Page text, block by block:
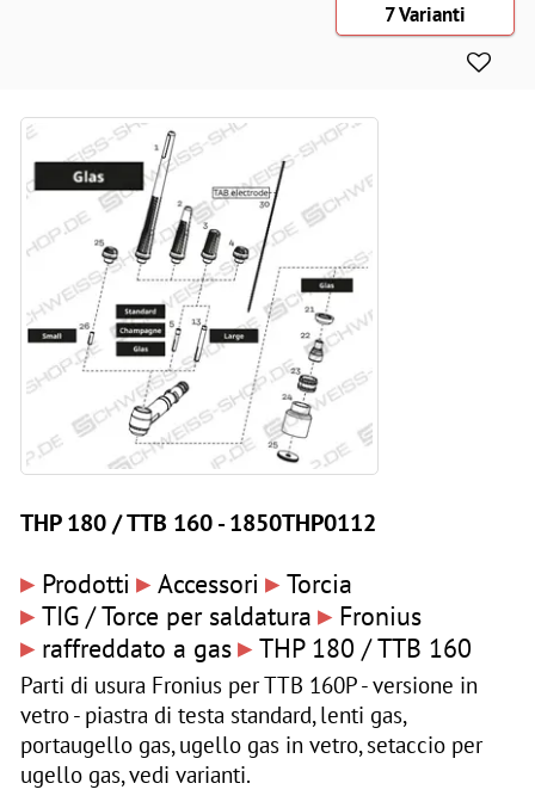
7 Varianti
THP 180 / TTB 160 - 1850THP0112
▸ Prodotti ▸ Accessori ▸ Torcia
▸ TIG / Torce per saldatura ▸ Fronius
▸ raffreddato a gas▸ THP 180 / TTB 160
Parti di usura Fronius per TTB 160P - versione in
vetro - piastra di testa standard, lenti gas,
portaugello gas, ugello gas in vetro, setaccio per
ugello gas, vedi varianti.